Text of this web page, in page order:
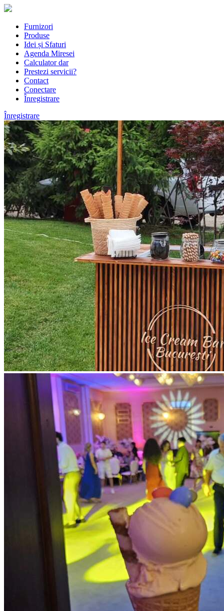
Furnizori
Produse
Idei și Sfaturi
Agenda Miresei
Calculator dar
Prestezi servicii?
Contact
Conectare
Înregistrare
Înregistrare